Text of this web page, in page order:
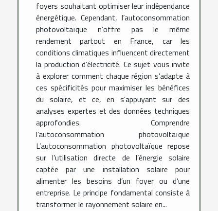
foyers souhaitant optimiser leur indépendance
énergétique. Cependant, l’autoconsommation
photovoltaïque n’offre pas le même
rendement partout en France, car les
conditions climatiques influencent directement
la production d’électricité. Ce sujet vous invite
à explorer comment chaque région s’adapte à
ces spécificités pour maximiser les bénéfices
du solaire, et ce, en s'appuyant sur des
analyses expertes et des données techniques
approfondies. Comprendre
l’autoconsommation photovoltaïque
L’autoconsommation photovoltaïque repose
sur l’utilisation directe de l’énergie solaire
captée par une installation solaire pour
alimenter les besoins d’un foyer ou d’une
entreprise. Le principe fondamental consiste à
transformer le rayonnement solaire en...